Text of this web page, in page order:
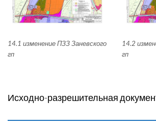
14.1 изменение ПЗЗ Заневского
гп
14.2
гп
Исходно-разрешительная